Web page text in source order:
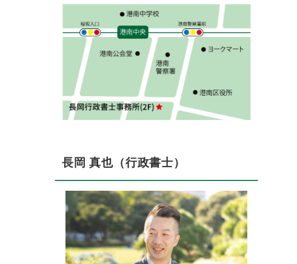
長岡 真也（行政書士）